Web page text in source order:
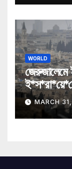
WORLD
জেরুজালেমে
মন্ত্রীদের
MARCH